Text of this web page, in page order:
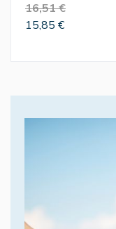
16,51 €
15,85 €